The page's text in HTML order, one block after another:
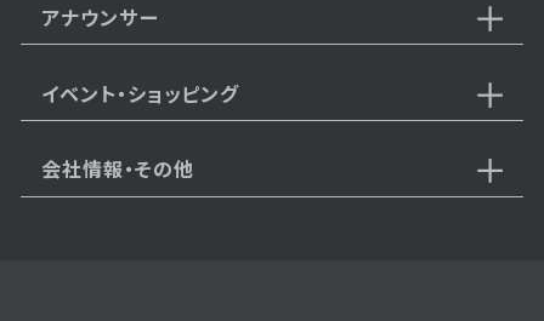
2026年04月06日 放送
アナウンサー
イベント・ショッピング
会社情報・その他